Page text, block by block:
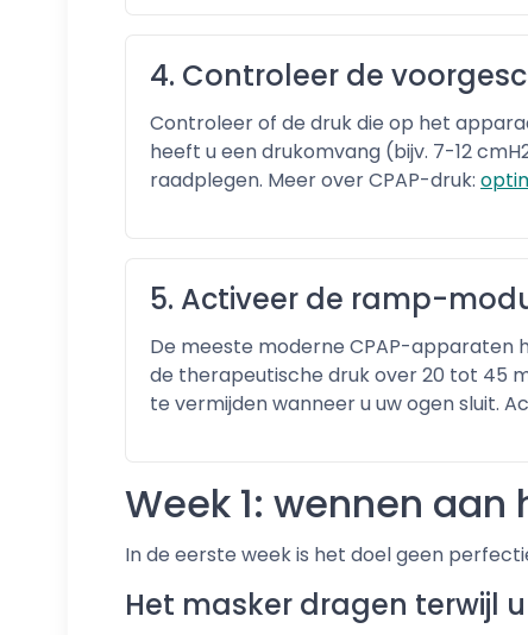
4. Controleer de
Controleer of de druk die op het
heeft u een drukomvang (bijv. 7-12
raadplegen. Meer over CPAP-druk:
5. Activeer de ramp-
De meeste moderne CPAP-apparaten
de therapeutische druk over 20 tot 45
te vermijden wanneer u uw ogen sluit.
Week 1: wennen
In de eerste week is het doel geen
Het masker dragen terwijl